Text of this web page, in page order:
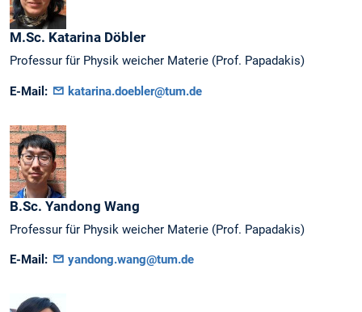
M.Sc. Katarina Döbler
Professur für Physik weicher Materie (Prof. Papadakis)
E-Mail: katarina.doebler@tum.de
B.Sc. Yandong Wang
Professur für Physik weicher Materie (Prof. Papadakis)
E-Mail: yandong.wang@tum.de